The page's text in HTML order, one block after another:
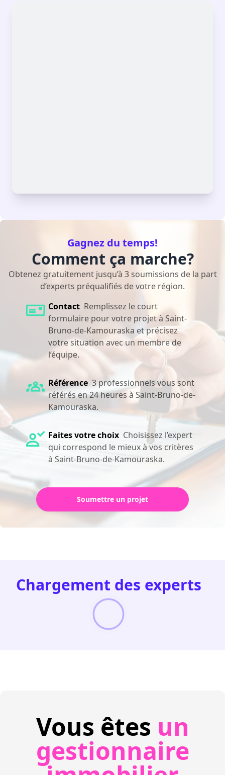
Gagnez du temps!
Comment ça marche?
Obtenez gratuitement jusqu’à 3 soumissions de la part
d’experts préqualifiés de votre région.
Contact Remplissez le court
formulaire pour votre projet à Saint-
Bruno-de-Kamouraska et précisez
votre situation avec un membre de
l’équipe.
Référence 3 professionnels vous sont
référés en 24 heures à Saint-Bruno-de-
Kamouraska.
Faites votre choix Choisissez l’expert
qui correspond le mieux à vos critères
à Saint-Bruno-de-Kamouraska.
Soumettre un projet
Chargement des experts
Vous êtes un
gestionnaire